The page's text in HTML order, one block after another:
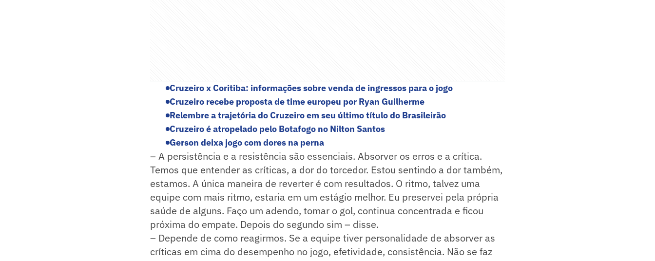
Cruzeiro x Coritiba: informações sobre venda de ingressos para o jogo
Cruzeiro recebe proposta de time europeu por Ryan Guilherme
Relembre a trajetória do Cruzeiro em seu último título do Brasileirão
Cruzeiro é atropelado pelo Botafogo no Nilton Santos
Gerson deixa jogo com dores na perna
– A persistência e a resistência são essenciais. Absorver os erros e a crítica.
Temos que entender as críticas, a dor do torcedor. Estou sentindo a dor também,
estamos. A única maneira de reverter é com resultados. O ritmo, talvez uma
equipe com mais ritmo, estaria em um estágio melhor. Eu preservei pela própria
saúde de alguns. Faço um adendo, tomar o gol, continua concentrada e ficou
próxima do empate. Depois do segundo sim – disse.
– Depende de como reagirmos. Se a equipe tiver personalidade de absorver as
críticas em cima do desempenho no jogo, efetividade, consistência. Não se faz